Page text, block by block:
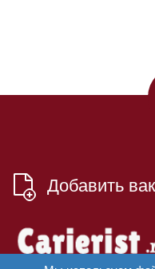
Добавить